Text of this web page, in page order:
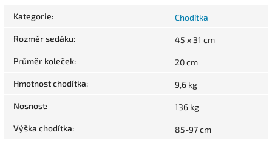
Kategorie: Chodítka
Rozměr sedáku: 45 x 31 cm
Průměr koleček: 20 cm
Hmotnost chodítka: 9,6 kg
Nosnost: 136 kg
Výška chodítka: 85-97 cm